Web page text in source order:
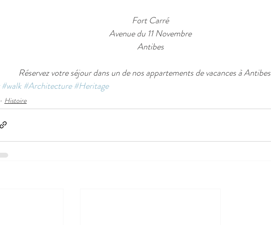
Fort Carré
Avenue du 11 Novembre
Antibes
Réservez votre séjour dans un de nos appartements de vacances à Antibes
#walk #Architecture #Heritage
Histoire